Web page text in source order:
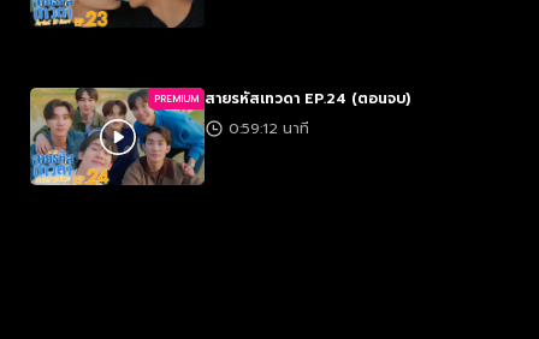
PREMIUM สายรหัสเทวดา EP.24 (ตอนจบ)
0:59:12 นาที